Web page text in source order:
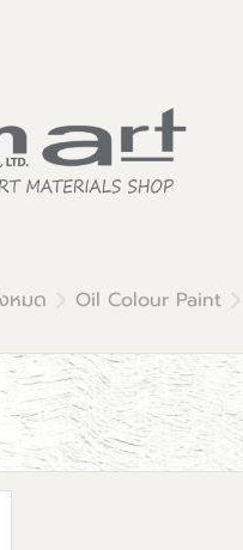
หมด Oil Colour Paint